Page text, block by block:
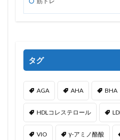
タグ
AGA AHA BHA
HDLコレステロール
VIO γ-アミノ酪酸